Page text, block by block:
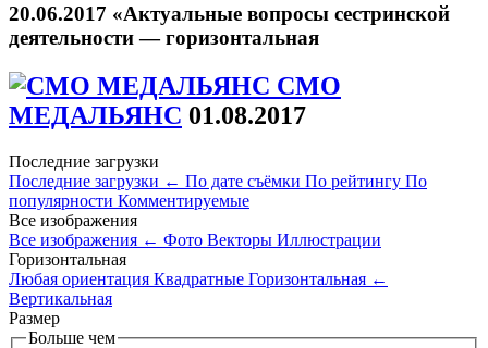
20.06.2017 «Актуальные вопросы сестринской
деятельности — горизонтальная
СМО
МЕДАЛЬЯНС 01.08.2017
Последние загрузки
Последние загрузки ← По дате съёмки По рейтингу По
популярности Комментируемые
Все изображения
Все изображения ← Фото Векторы Иллюстрации
Горизонтальная
Любая ориентация Квадратные Горизонтальная ←
Вертикальная
Размер
Больше чем